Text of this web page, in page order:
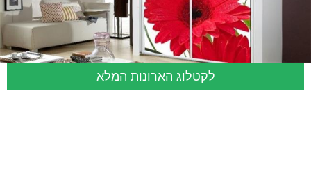
לקטלוג הארונות המלא